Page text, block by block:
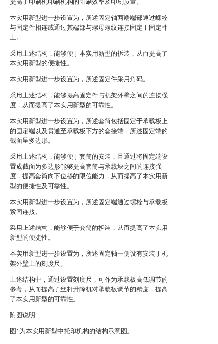
提高了印刷机印刷机构的印刷效率及印刷质量。
本实用新型进一步设置为，所述固定轴两端端部通过螺栓
与固定件相连或通过其端部与螺母螺纹连接固定于固定件
上。
采用上述结构，能够便于本实用新型的拆装，从而提高了
本实用新型的便捷性。
本实用新型进一步设置为，所述固定件采用角码。
采用上述结构，能够提高固定件与机架外壁之间的连接强
度，从而提高了本实用新型的可靠性。
本实用新型进一步设置为，所述套筒包括固定于承载板上
的固定端以及贯通至承载板下方的套接端，所述固定端的
截面呈多边形。
采用上述结构，能够便于套筒的安装，且通过将固定端设
置成截面为多边形能够提高套筒与承载块之间的连接强
度，提高套筒向下位移的限位能力，从而提高了本实用新
型的便捷性及可靠性。
本实用新型进一步设置为，所述固定端通过螺栓与承载板
紧固连接。
采用上述结构，能够便于套筒的拆装，从而提高了本实用
新型的便捷性。
本实用新型进一步设置为，所述固定轴一侧设有安装于机
架外壁上的刻度尺。
上述结构中，通过设置刻度尺，可作为承载板高低调节的
参考，从而提高了丝杆升降机对承载板调节的精度，提高
了本实用新型的可靠性。
附图说明
图1为本实用新型中托印机构的结构示意图。